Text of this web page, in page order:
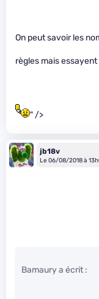
On peut savoir les
règles mais
" />
jb18v
Le 06/08/2018 à
Bamaury a écrit :